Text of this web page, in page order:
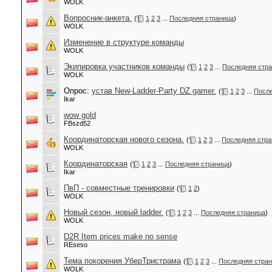
WOLK
Вопросник-анкета. ( 1 2 3 Последняя страница)
WOLK
Изменение в структуре команды
WOLK
Экипировка участников команды ( 1 2 3 Последняя
WOLK
Опрос: устав New-Ladder-Party DZ gamer. ( 1 2 3
Ikar
wow gold
FBszd52
Координаторская нового сезона. ( 1 2 3 Последняя
WOLK
Координаторская ( 1 2 3 Последняя страница)
Ikar
ПвП - совместные тренировки ( 1 2)
WOLK
Новый сезон, новый ladder. ( 1 2 3 Последняя страница)
WOLK
D2R Item prices make no sense
REseso
Тема покорения УберТристрама ( 1 2 3 Последняя
WOLK